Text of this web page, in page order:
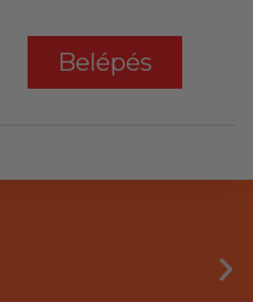
Belépés